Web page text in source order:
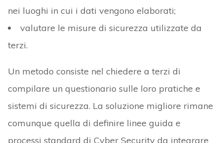
nei luoghi in cui i dati vengono elaborati;
valutare le misure di sicurezza utilizzate da
terzi.
Un metodo consiste nel chiedere a terzi di
compilare un questionario sulle loro pratiche e
sistemi di sicurezza. La soluzione migliore rimane
comunque quella di definire linee guida e
processi standard di Cyber Security da integrare